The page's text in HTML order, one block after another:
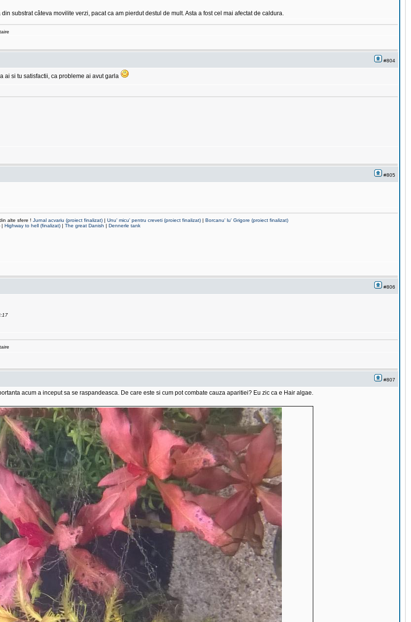
substrat câteva movilite verzi, pacat ca am pierdut destul de mult. Asta a fost cel mai afectat de caldura.
#804
ai si tu satisfactii, ca probleme ai avut garla
#805
alte sfere ! Jurnal acvariu (proiect finalizat) | Unu' micu' pentru creveti (proiect finalizat) | Borcanu' lu' Grigore (proiect finalizat)
| Highway to hell (finalizat) | The great Danish | Dennerle tank
#806
#807
acum a inceput sa se raspandeasca. De care este si cum pot combate cauza aparitiei? Eu zic ca e Hair algae.